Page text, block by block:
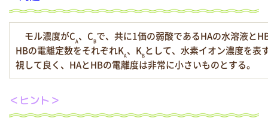
モル濃度がCA、CBで、共に1価の弱酸であるHAの水溶液と
HBの電離定数をそれぞれKA、KBとして、水素イオン濃度を表
視して良く、HAとHBの電離度は非常に小さいものとする。
＜ヒント＞